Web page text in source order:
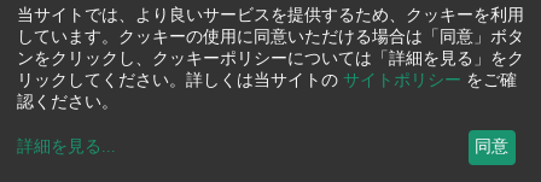
当サイトでは、より良いサービスを提供するため、クッキーを利用
しています。クッキーの使用に同意いただける場合は「同意」ボタ
ンをクリックし、クッキーポリシーについては「詳細を見る」をク
リックしてください。詳しくは当サイトの サイトポリシー をご確
認ください。
詳細を見る ... 同意